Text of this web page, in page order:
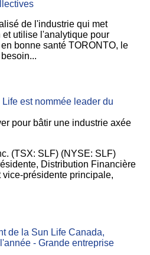
de l'industrie qui met
et utilise l'analytique pour
bonne santé TORONTO, le
est nommée leader du
pour bâtir une industrie axée
(TSX: SLF) (NYSE: SLF)
Distribution Financière
présidente principale,
de la Sun Life Canada,
- Grande entreprise